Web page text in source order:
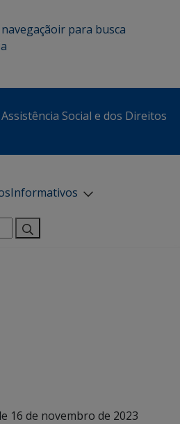
ir para busca
Social e dos Direitos
Informativos
16 de novembro de 2023